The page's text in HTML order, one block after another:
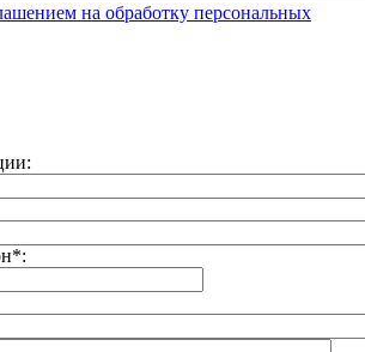
на обработку персональных